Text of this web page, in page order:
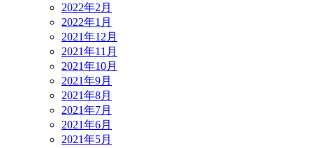
2022年2月
2022年1月
2021年12月
2021年11月
2021年10月
2021年9月
2021年8月
2021年7月
2021年6月
2021年5月